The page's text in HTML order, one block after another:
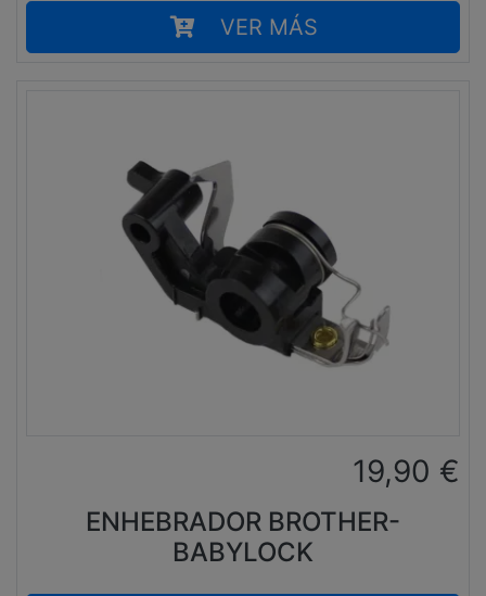
VER MÁS
19,90 €
ENHEBRADOR BROTHER-
BABYLOCK